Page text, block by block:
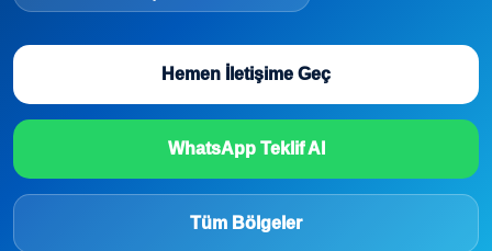
Hemen İletişime Geç
WhatsApp Teklif Al
Tüm Bölgeler